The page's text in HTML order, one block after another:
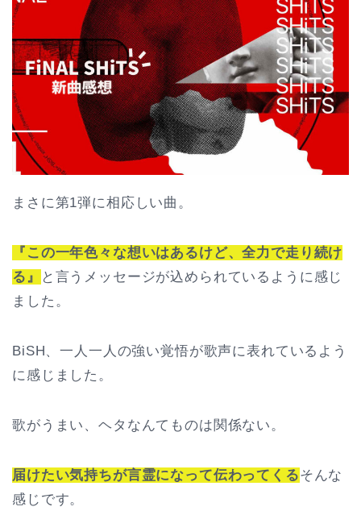
まさに第1弾に相応しい曲。
『この一年色々な想いはあるけど、全力で走り続け
る』
と言うメッセージが込められているように感じ
ました。
BiSH、一人一人の強い覚悟が歌声に表れているよう
に感じました。
歌がうまい、ヘタなんてものは関係ない。
届けたい気持ちが言霊になって伝わってくるそんな
感じです。